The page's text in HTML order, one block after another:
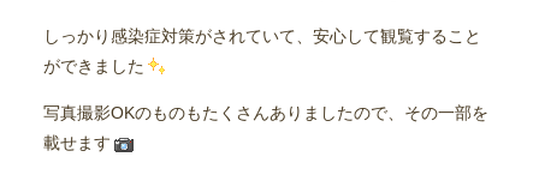
しっかり感染症対策がされていて、安心して観覧すること
ができました
写真撮影OKのものもたくさんありましたので、その一部を
載せます